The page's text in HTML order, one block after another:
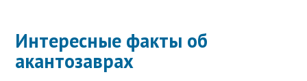
Интересные факты об
акантозаврах